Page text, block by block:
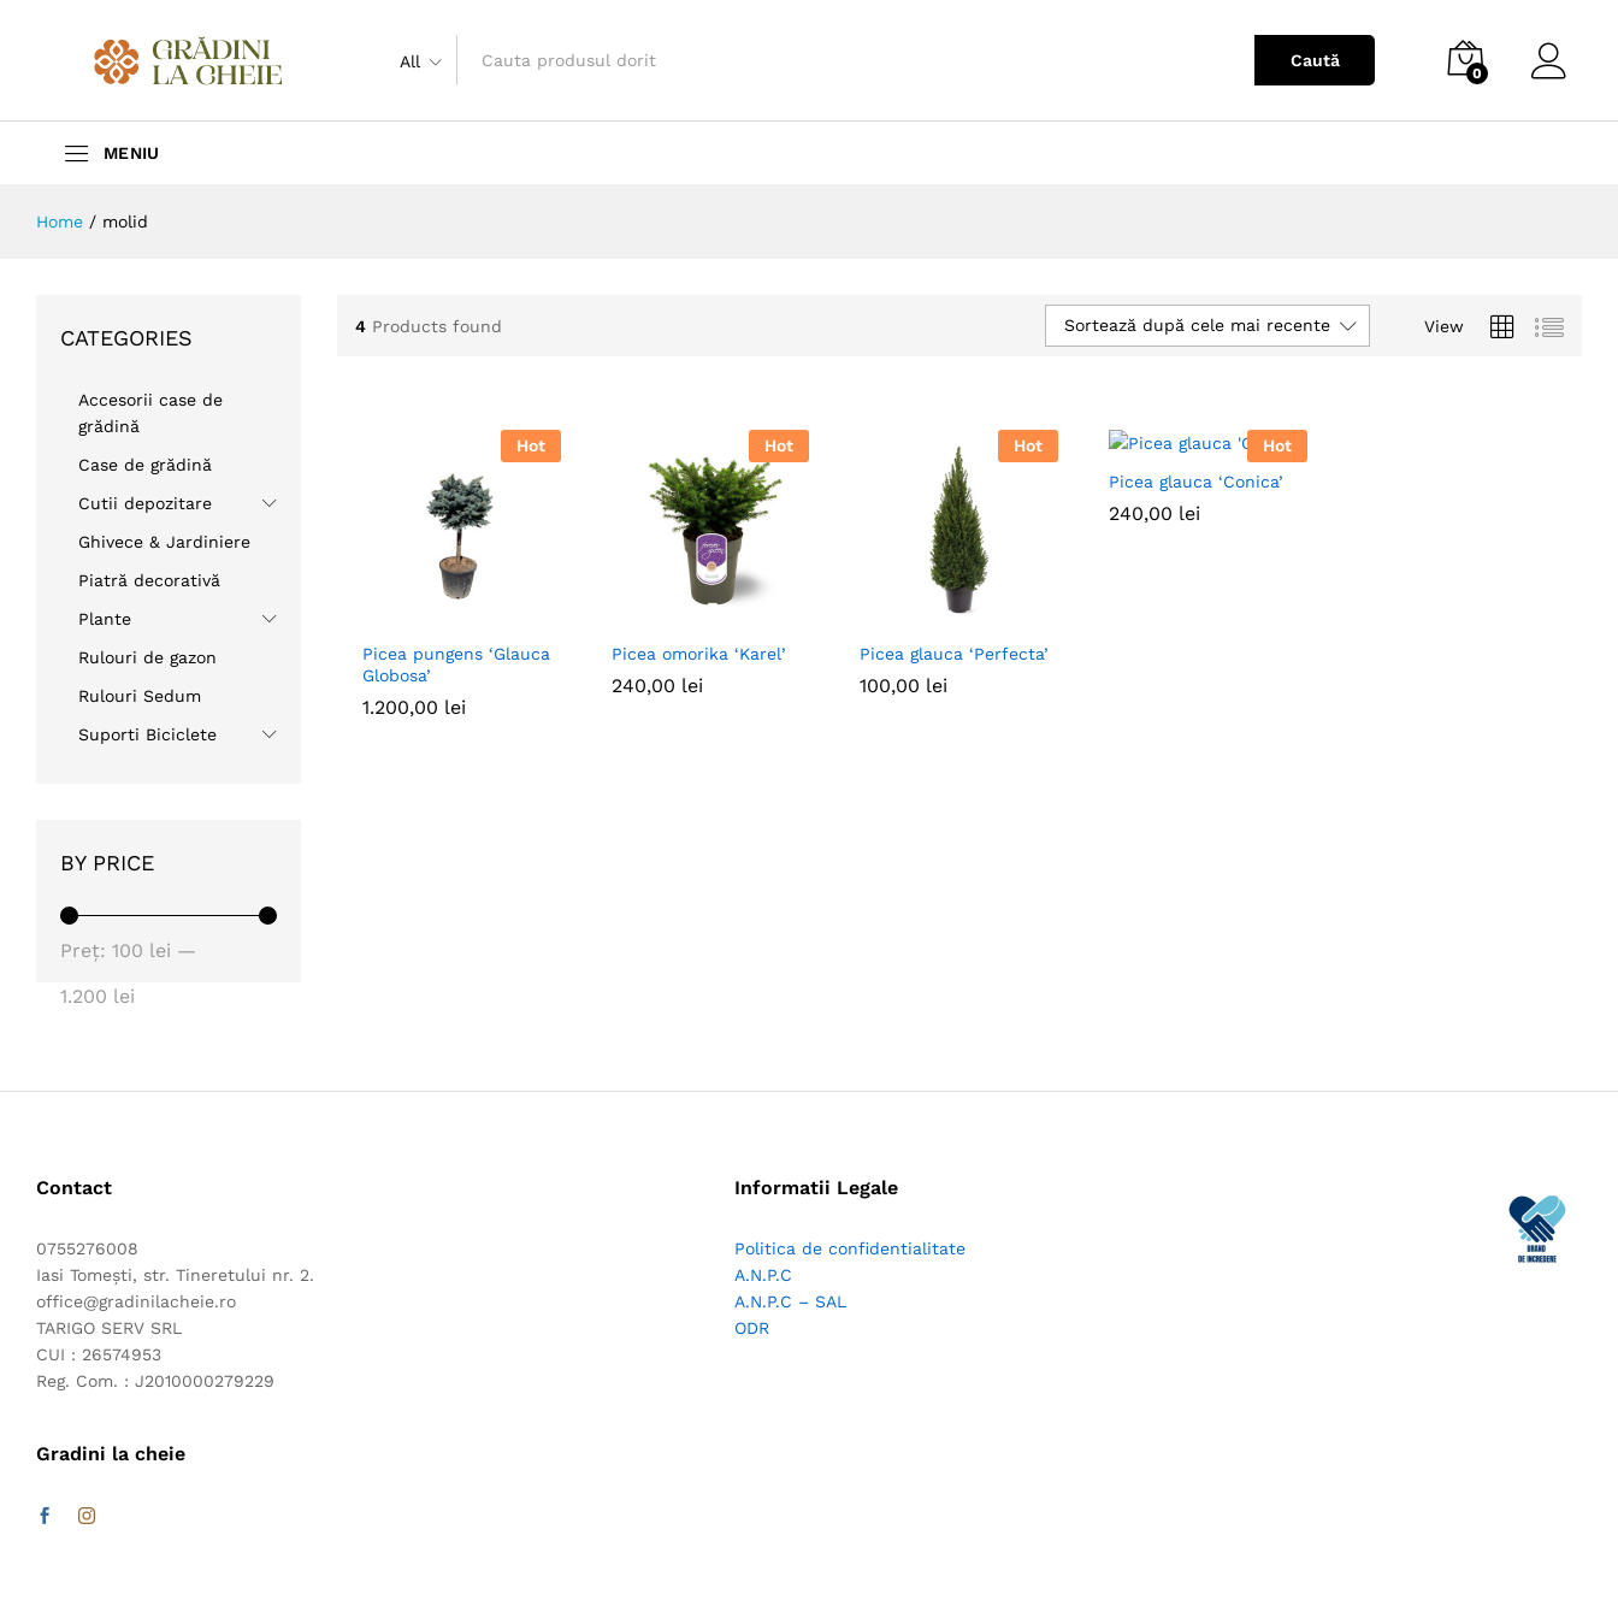
All
0
Home / molid
4 Products found View
Sortează după cele mai recente
Hot
Picea pungens ‘Glauca
Globosa’
1.200,00 lei
1.200,00 lei
Hot
Picea omorika ‘Karel’
240,00 lei
240,00 lei
Hot
Picea glauca ‘Perfecta’
100,00 lei
100,00 lei
Hot
Picea glauca ‘Conica’
240,00 lei
240,00 lei
CATEGORIES
Accesorii case de
grădină
Case de grădină
Cutii depozitare
Ghivece & Jardiniere
Piatră decorativă
Plante
Rulouri de gazon
Rulouri Sedum
Suporti Biciclete
BY PRICE
Preț: 100 lei —
1.200 lei
Contact
0755276008
Iasi Tomești, str. Tineretului nr. 2.
office@gradinilacheie.ro
TARIGO SERV SRL
CUI : 26574953
Reg. Com. : J2010000279229
Gradini la cheie
Informatii Legale
Politica de confidentialitate
A.N.P.C
A.N.P.C – SAL
ODR